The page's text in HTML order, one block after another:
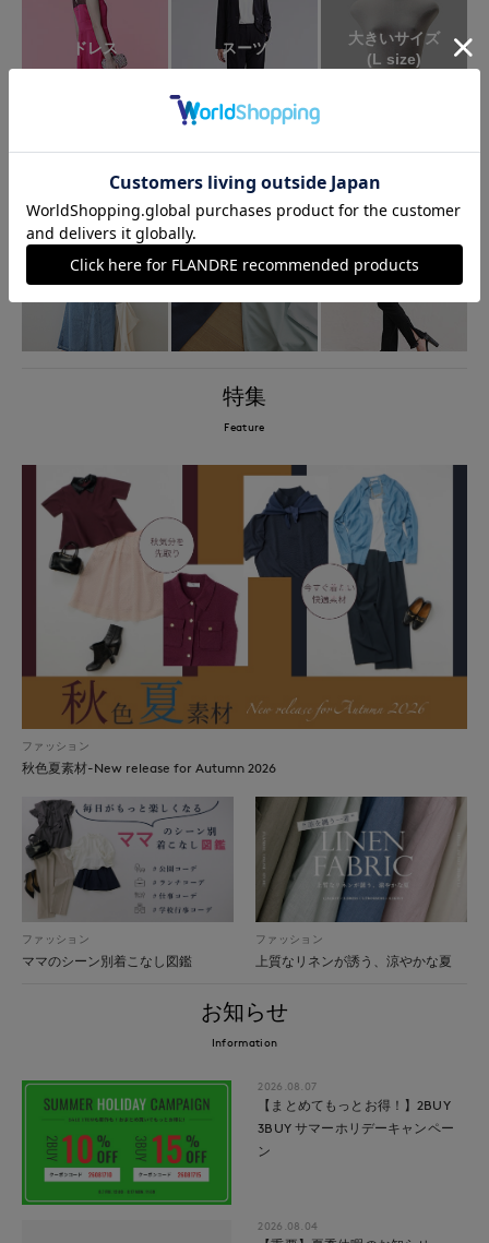
ドレス スーツ
大きいサイズ
(L size)
WEB
限定
ロングセラー
インナー
コラボ
アイテム
特集
Feature
ファッション
秋色夏素材-New release for Autumn 2026
ファッション
ママのシーン別着こなし図鑑
ファッション
上質なリネンが誘う、涼やかな夏
お知らせ
Information
2026.08.07
【まとめてもっとお得！】2BUY
3BUY サマーホリデーキャンペー
ン
2026.08.04